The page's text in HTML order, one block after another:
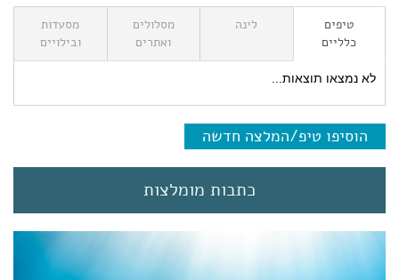
טיפים
כלליים
לינה
מסלולים
ואתרים
מסעדות
ובילויים
לא נמצאו תוצאות...
הוסיפו טיפ/המלצה חדשה
כתבות מומלצות